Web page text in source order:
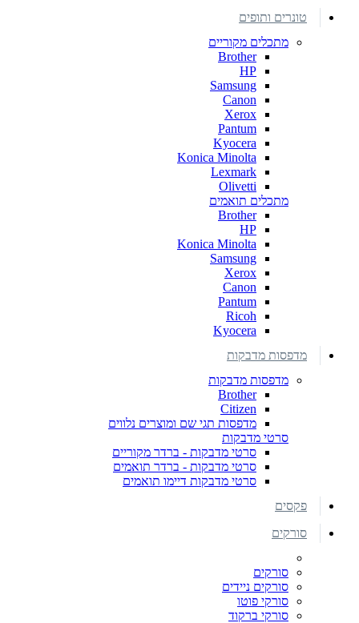
טונרים ותופים
מתכלים מקוריים
Brother
HP
Samsung
Canon
Xerox
Pantum
Kyocera
Konica Minolta
Lexmark
Olivetti
מתכלים תואמים
Brother
HP
Konica Minolta
Samsung
Xerox
Canon
Pantum
Ricoh
Kyocera
מדפסות מדבקות
מדפסות מדבקות
Brother
Citizen
מדפסות תגי שם ומוצרים נלווים
סרטי מדבקות
סרטי מדבקות - ברדר מקוריים
סרטי מדבקות - ברדר תואמים
סרטי מדבקות דיימו תואמים
פקסים
סורקים
סורקים
סורקים ניידים
סורקי פוטו
סורקי ברקוד